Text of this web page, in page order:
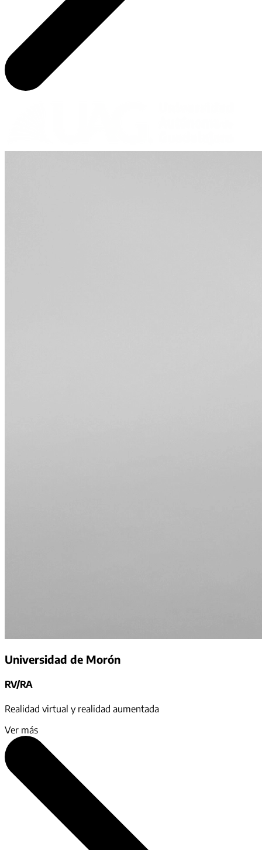
Universidad de Morón
RV/RA
Realidad virtual y realidad aumentada
Ver más